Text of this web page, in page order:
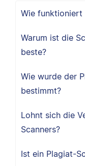
Wie funktioniert
Warum ist die
beste?
Wie wurde der
bestimmt?
Lohnt sich die
Scanners?
Ist ein Plagiat-